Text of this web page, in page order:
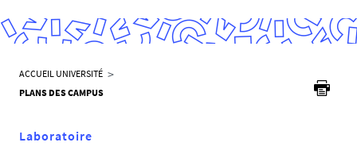
V
o
s
ACCUEIL UNIVERSITÉ
PLANS DES CAMPUS
Laboratoire